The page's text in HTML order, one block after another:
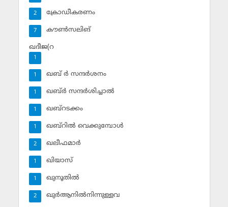
ക്രോഡീകരണം
2
കൗണ്‍സലിങ്‌
7
ഖദീജ(റ
1
ഖബ് ര്‍ സന്ദര്‍ശനം
1
ഖബ്ര്‍ സന്ദര്‍ശിച്ചാല്‍
1
ഖബ്‌റടക്കം
1
ഖബ്‌റില്‍ വെക്കുമ്പോള്‍
1
ഖലീഫമാര്‍
2
ഖിയാസ്
1
ഖുനൂതില്‍
1
ഖുര്‍ആനില്‍നിന്നുള്ളവ
2